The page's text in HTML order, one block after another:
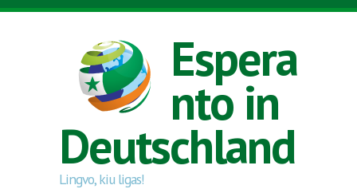
Direkt zum Inhalt
Espera
nto in
Deutschland
Lingvo, kiu ligas!